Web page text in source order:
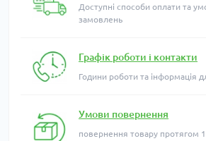
Доступні способи оплати та
замовлень
Графік роботи і контакти
Години роботи та інформація
Умови повернення
повернення товару протягом